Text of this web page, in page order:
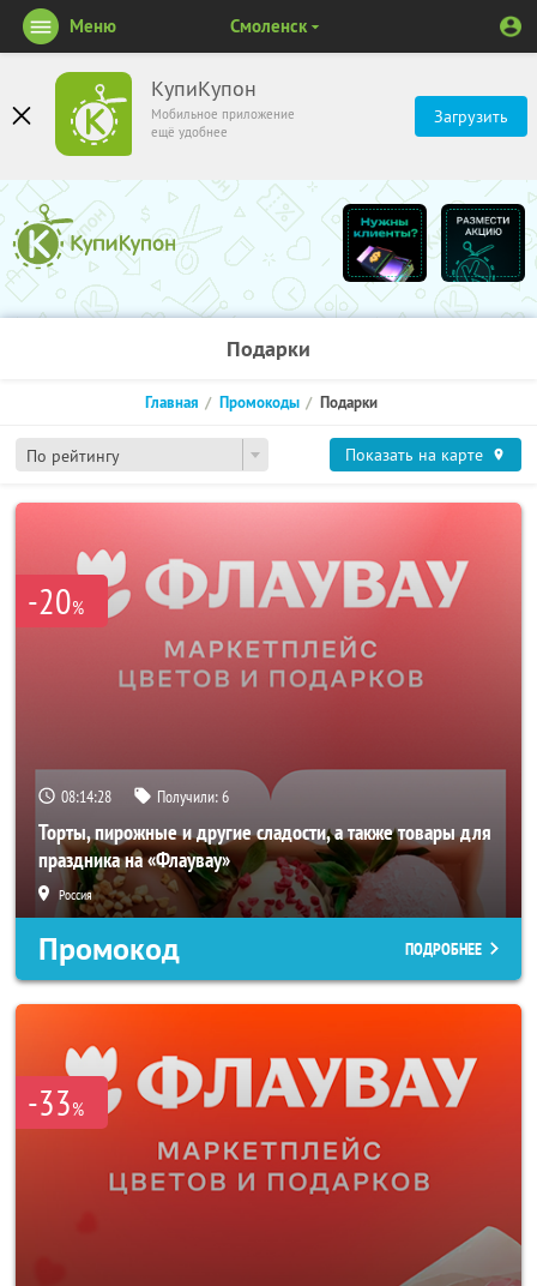
КупиКупон
Мобильное приложение
ещё удобнее
Загрузить
Меню Смоленск
Подарки
По рейтингу
Главная Промокоды Подарки
Показать на карте
-20%
08:14:27 Получили:6
Торты, пирожные и другие сладости, а также товары для
праздника на «Флаувау»
Россия
Промокод ПОДРОБНЕЕ
-33%